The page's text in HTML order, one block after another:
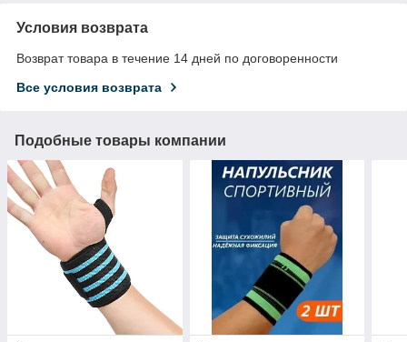
Условия возврата
Возврат товара в течение 14 дней по договоренности
Все условия возврата
Подобные товары компании